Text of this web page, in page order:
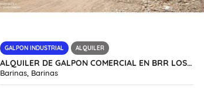
GALPON INDUSTRIAL ALQUILER
ALQUILER DE GALPON COMERCIAL EN BRR LOS AMIGOS VE16-024AB-ANUÑ
Barinas, Barinas